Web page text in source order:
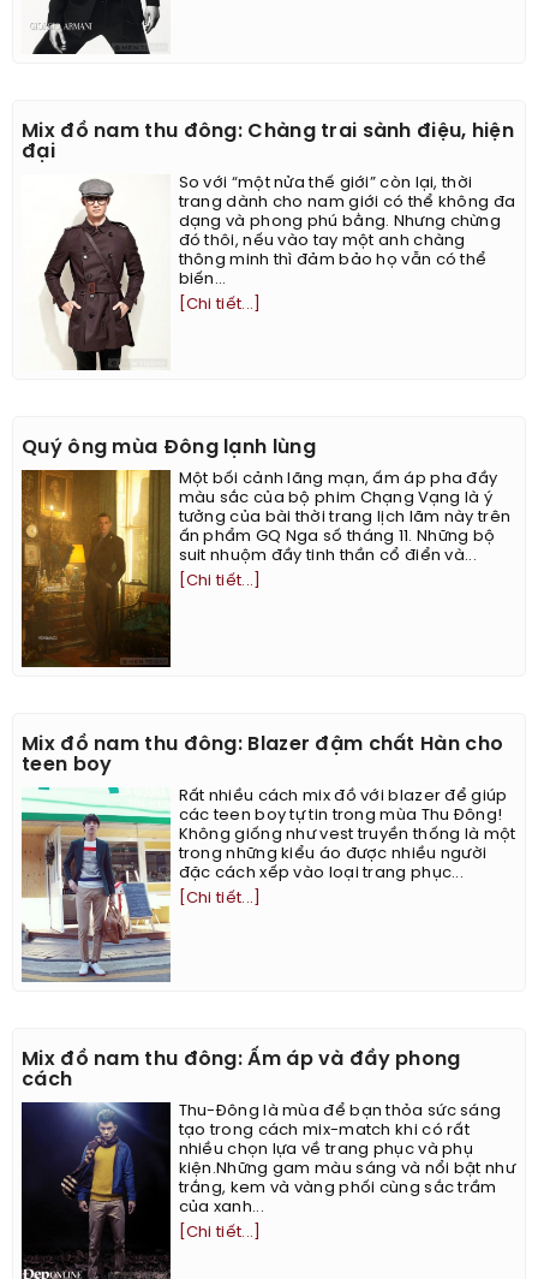
Mix đồ nam thu đông: Chàng trai sành điệu, hiện
đại
So với “một nửa thế giới” còn lại, thời
trang dành cho nam giới có thể không đa
dạng và phong phú bằng. Nhưng chừng
đó thôi, nếu vào tay một anh chàng
thông minh thì đảm bảo họ vẫn có thể
biến...
[Chi tiết...]
Quý ông mùa Đông lạnh lùng
Một bối cảnh lãng mạn, ấm áp pha đầy
màu sắc của bộ phim Chạng Vạng là ý
tưởng của bài thời trang lịch lãm này trên
ấn phẩm GQ Nga số tháng 11. Những bộ
suit nhuộm đầy tinh thần cổ điển và...
[Chi tiết...]
Mix đồ nam thu đông: Blazer đậm chất Hàn cho
teen boy
Rất nhiều cách mix đồ với blazer để giúp
các teen boy tự tin trong mùa Thu Đông!
Không giống như vest truyền thống là một
trong những kiểu áo được nhiều người
đặc cách xếp vào loại trang phục...
[Chi tiết...]
Mix đồ nam thu đông: Ấm áp và đầy phong
cách
Thu-Đông là mùa để bạn thỏa sức sáng
tạo trong cách mix-match khi có rất
nhiều chọn lựa về trang phục và phụ
kiện.Những gam màu sáng và nổi bật như
trắng, kem và vàng phối cùng sắc trầm
của xanh...
[Chi tiết...]